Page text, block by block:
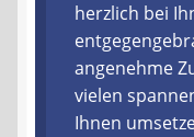
Batterien- und
Elektro- und
herzlich bei
angenehme
vielen
Ihnen